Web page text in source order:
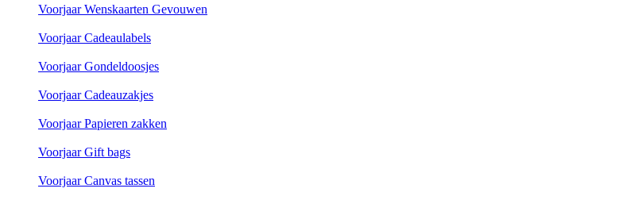
Voorjaar Wenskaarten Gevouwen
Voorjaar Cadeaulabels
Voorjaar Gondeldoosjes
Voorjaar Cadeauzakjes
Voorjaar Papieren zakken
Voorjaar Gift bags
Voorjaar Canvas tassen